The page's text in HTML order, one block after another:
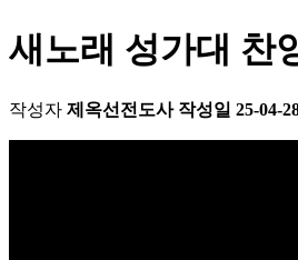
새노래 성가대 찬
작성자 제옥선전도사 작성일 25-04-